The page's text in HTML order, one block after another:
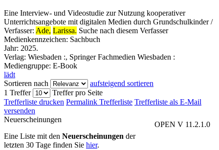
Eine Interview- und Videostudie zur Nutzung kooperativer
Unterrichtsangebote mit digitalen Medien durch Grundschulkinder /
Verfasser: Ade, Larissa. Suche nach diesem Verfasser
Medienkennzeichen: Sachbuch
Jahr: 2025.
Verlag: Wiesbaden :, Springer Fachmedien Wiesbaden :
Mediengruppe: E-Book
lädt
Sortieren nach
aufsteigend sortieren
1 Treffer
Treffer pro Seite
Trefferliste drucken Permalink Trefferliste Trefferliste als E-Mail
versenden
OPEN V 11.2.1.0
Neuerscheinungen
Eine Liste mit den Neuerscheinungen der
letzten 30 Tage finden Sie hier.